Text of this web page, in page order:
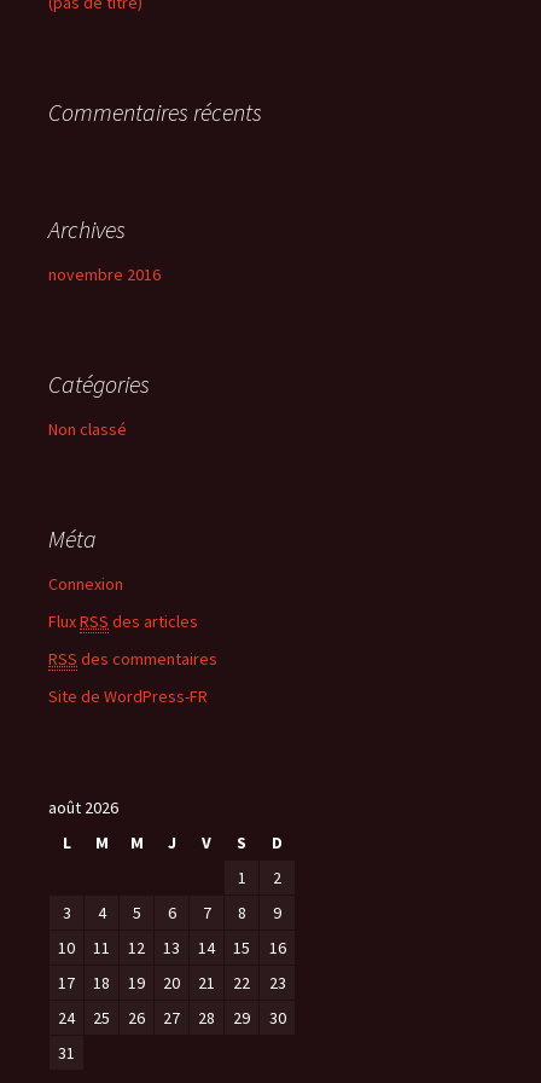
h
:Commentaires récents
Archives
novembre 2016
Catégories
Non classé
Méta
Connexion
FluxRSS des articles
RSS des commentaires
Site de WordPress-FR
août 2026
L
M M J V S D
1
2
3
4 5 6 7 8
9
10
11 12 13 14 15
16
17
18 19 20 21 22
23
24
25 26 27 28 29
30
31